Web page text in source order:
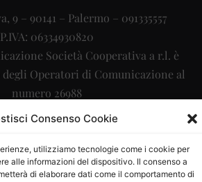
Consenso Cookie
utilizziamo tecnologie come i cookie per
alle informazioni del dispositivo. Il consenso a
di elaborare dati come il comportamento di
9 – 90141 – Palermo – 091335557
P.IVA: 06334930820
Società Cooperativa a r.l. è
Operatori di Comunicazione al
numero 26988
La Digitale srl–info@ladigitale.it